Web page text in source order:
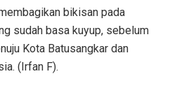
bikisan pada
sudah basa kuyup, sebelum
Kota Batusangkar dan
(Irfan F).